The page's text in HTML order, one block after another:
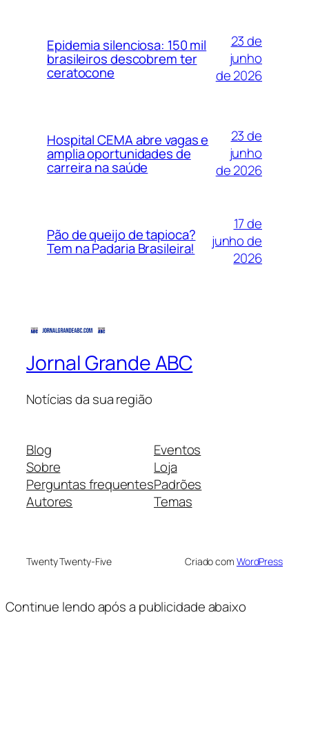
Epidemia silenciosa: 150 mil
brasileiros descobrem ter
ceratocone
23 de
junho
de 2026
Hospital CEMA abre vagas e
amplia oportunidades de
carreira na saúde
23 de
junho
de 2026
Pão de queijo de tapioca?
Tem na Padaria Brasileira!
17 de
junho de
2026
Jornal Grande ABC
Notícias da sua região
Blog
Sobre
Perguntas frequentes
Autores
Eventos
Loja
Padrões
Temas
Twenty Twenty-Five Criado com WordPress
Continue lendo após a publicidade abaixo